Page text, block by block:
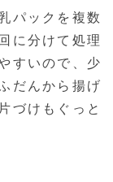
パックを複数
に分けて処理
すいので、少
だんから揚げ
づけもぐっと